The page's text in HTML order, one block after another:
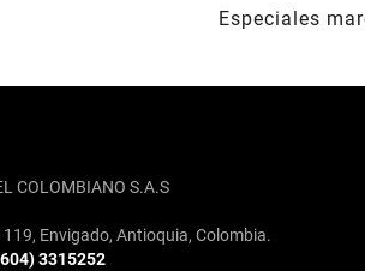
Especiales
COLOMBIANO S.A.S
119, Envigado, Antioquia, Colombia.
3315252